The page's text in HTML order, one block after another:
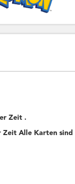
Zeit .
Zeit Alle Karten sind